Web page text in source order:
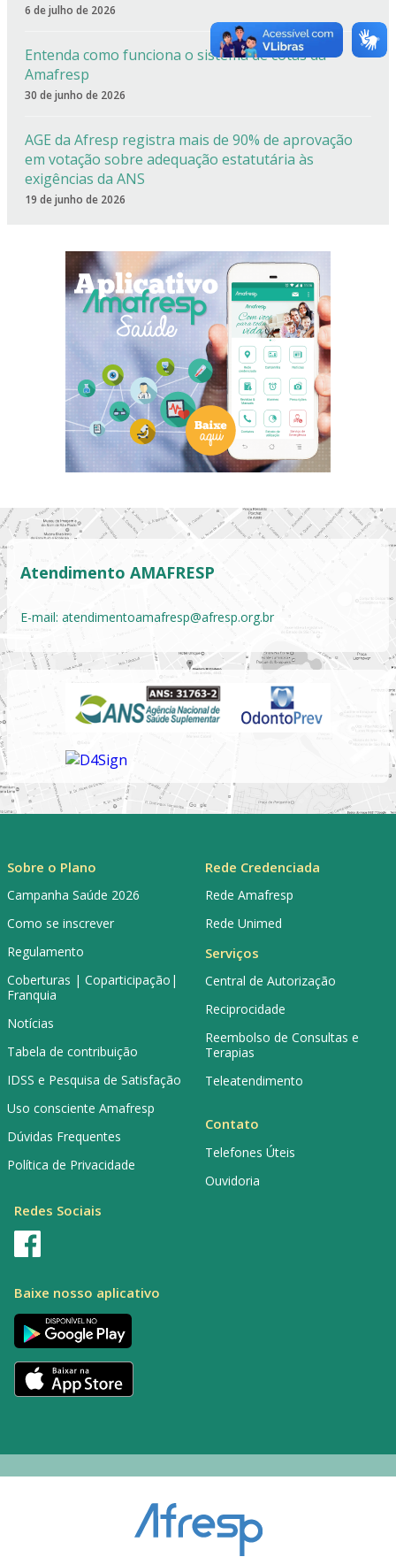
6 de julho de 2026
Entenda como funciona o sistema de cotas da
Amafresp
30 de junho de 2026
AGE da Afresp registra mais de 90% de aprovação
em votação sobre adequação estatutária às
exigências da ANS
19 de junho de 2026
Atendimento AMAFRESP
E-mail: atendimentoamafresp@afresp.org.br
Sobre o Plano
Campanha Saúde 2026
Como se inscrever
Regulamento
Coberturas | Coparticipação|
Franquia
Notícias
Tabela de contribuição
IDSS e Pesquisa de Satisfação
Uso consciente Amafresp
Dúvidas Frequentes
Política de Privacidade
Rede Credenciada
Rede Amafresp
Rede Unimed
Serviços
Central de Autorização
Reciprocidade
Reembolso de Consultas e
Terapias
Teleatendimento
Contato
Telefones Úteis
Ouvidoria
Redes Sociais
Baixe nosso aplicativo